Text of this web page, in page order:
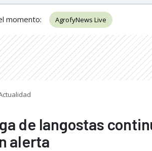
momento: AgrofyNews Live
de langostas
alerta